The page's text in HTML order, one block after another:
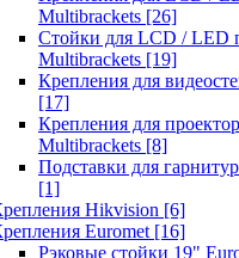
Multibrackets [26]
Стойки для LCD / LED
Multibrackets [19]
Крепления для
[17]
Крепления для
Multibrackets [8]
Подставки для
[1]
Hikvision [6]
Euromet [16]
Рэковые стойки 19"